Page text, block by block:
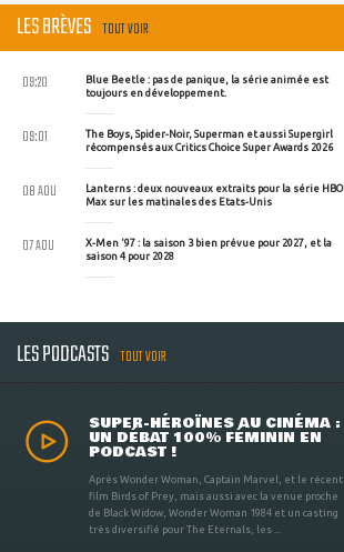
LES BRÈVES TOUT VOIR
Blue Beetle : pas de panique, la série animée est
toujours en développement.
09:20
The Boys, Spider-Noir, Superman et aussi Supergirl
récompensés aux Critics Choice Super Awards 2026
09:01
Lanterns : deux nouveaux extraits pour la série HBO
Max sur les matinales des Etats-Unis
08 AOU
X-Men '97 : la saison 3 bien prévue pour 2027, et la
saison 4 pour 2028
07 AOU
LES PODCASTS TOUT VOIR
SUPER-HÉROÏNES AU CINÉMA :
UN DÉBAT 100% FÉMININ EN
PODCAST !
Après Wonder Woman, Captain Marvel, et le récent
film Birds of Prey, mais aussi avec la venue proche
de Black Widow, Wonder Woman 1984 et un casting
très diversifié pour The Eternals, les ...